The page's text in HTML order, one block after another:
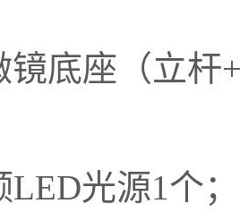
镜底座（立杆
光源1个；